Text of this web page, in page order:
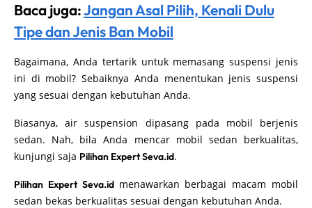
Baca juga:Jangan Asal Pilih, Kenali Dulu
Tipe dan Jenis Ban Mobil
Bagaimana, Anda tertarik untuk memasang suspensi jenis
ini di mobil? Sebaiknya Anda menentukan jenis suspensi
yang sesuai dengan kebutuhan Anda.
Biasanya, air suspension dipasang pada mobil berjenis
sedan. Nah, bila Anda mencar mobil sedan berkualitas,
kunjungi saja Pilihan Expert Seva.id.
Pilihan Expert Seva.id menawarkan berbagai macam mobil
sedan bekas berkualitas sesuai dengan kebutuhan Anda.